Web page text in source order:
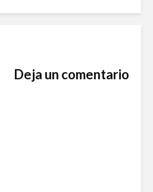
Deja un comentario